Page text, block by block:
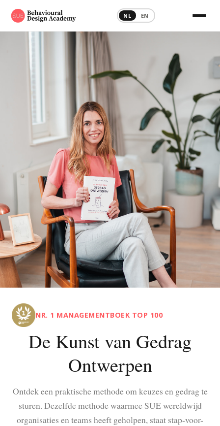
NL EN
NR. 1 MANAGEMENTBOEK TOP 100
De Kunst van Gedrag
Ontwerpen
Ontdek een praktische methode om keuzes en gedrag te
sturen. Dezelfde methode waarmee SUE wereldwijd
organisaties en teams heeft geholpen, staat stap-voor-